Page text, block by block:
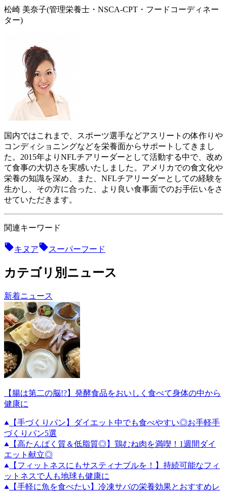
松崎 美奈子(管理栄養士・NSCA‐CPT・フードコーディネー
ター)
国内ではこれまで、スポーツ選手などアスリートの体作りや
コンディショニングなどを栄養面からサポートしてきまし
た。2015年よりNFLチアリーダーとして活動する中で、改め
て食事の大切さを実感いたしました。アメリカでの食文化や
栄養の知識を深め、また、NFLチアリーダーとしての経験を
生かし、その方に合った、より良い食事面でのお手伝いをさ
せていただきます。
関連キーワード
キヌア スーパーフード
カテゴリ別ニュース
新着ニュース
【腸は第二の脳!?】発酵食品をおいしく食べて身体の中から
健康に
【手づくりパン】ダイエット中でも食べやすい◎お手軽手
づくりパン5選
【高たんぱく質＆低脂質◎】鶏むね肉を満喫！1週間ダイ
エット献立◎
【フィットネスにもサスティナブルを！】持続可能なフィ
ットネスで人も地球も健康に
【手軽に魚を食べたい】冷凍サバの栄養効果とおすすめレ